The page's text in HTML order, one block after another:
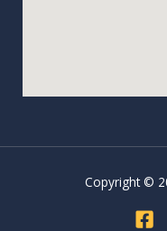
Copyright ©